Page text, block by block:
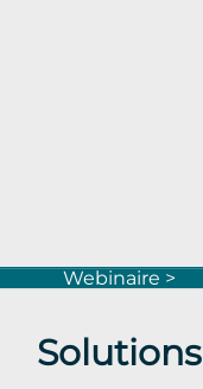
Webinaire >
Solutions